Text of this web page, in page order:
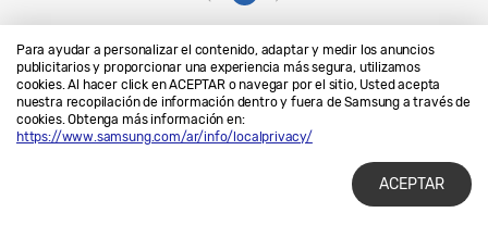
Para ayudar a personalizar el contenido, adaptar y medir los anuncios
publicitarios y proporcionar una experiencia más segura, utilizamos
cookies. Al hacer click en ACEPTAR o navegar por el sitio, Usted acepta
nuestra recopilación de información dentro y fuera de Samsung a través de
cookies. Obtenga más información en:
https://www.samsung.com/ar/info/localprivacy/
ACEPTAR
Contáctanos
SAMSUNG.COM
Privacidad